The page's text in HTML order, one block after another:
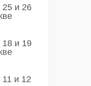
и 26
и 19
и 12